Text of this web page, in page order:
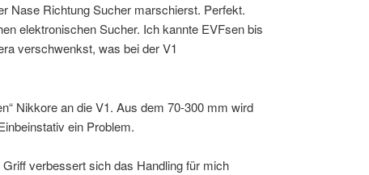
Nase Richtung Sucher marschierst. Perfekt.
elektronischen Sucher. Ich kannte EVFsen bis
verschwenkst, was bei der V1
Nikkore an die V1. Aus dem 70-300 mm wird
ein Problem.
verbessert sich das Handling für mich